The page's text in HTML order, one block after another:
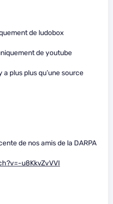
de ludobox
de youtube
a plus plus qu’une source
de nos amis de la DARPA
u8KkvZvVVI